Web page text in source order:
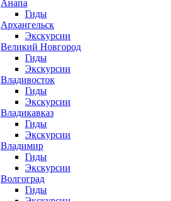
Анапа
Гиды
Архангельск
Экскурсии
Великий Новгород
Гиды
Экскурсии
Владивосток
Гиды
Экскурсии
Владикавказ
Гиды
Экскурсии
Владимир
Гиды
Экскурсии
Волгоград
Гиды